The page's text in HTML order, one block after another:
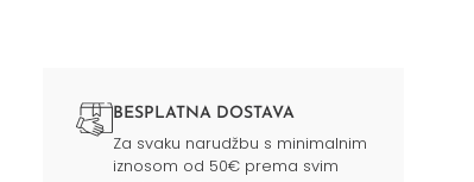
BESPLATNA DOSTAVA
Za svaku narudžbu s minimalnim
iznosom od 50€ prema svim